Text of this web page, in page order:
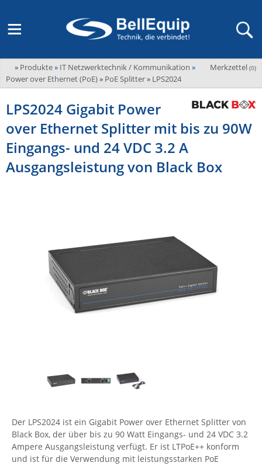
M2M Router, Antennen, VPN & SIM
SD-WAN & Bonding
Antennen
Kabel und Verkabelung
USV / UPS
Energiemessung
Industrielle Stromversorgung
Energieverteilung
IoT, Umgebungsmonitoring & Sensorik
IP, WLAN & GSM Sensorik
IoT - Internet of Things
IPC, Industrielle Netzwerktechnik & WLAN
IT Netzwerktechnik / Kommunikation
Adder
ADEL system
Advantech
Advantech-Conel
AKCP / AKCess Pro
Amit
Cambium Networks
Comet System
CompleTech
Contemporary Controls
Enginko - mcf88
Gefen
Gude
Guntermann & Drunck
Übersicht
Wissen
Neue Produkte
Veranstaltungen
LAGERABVERKAUF Stromverteilung und -messung
Unternehmen
Ansprechpersonen
Veranstaltungen
Jobs & Karriere
Merkzettel (0)
» Produkte» IT Netzwerktechnik / Kommunikation »
Power over Ethernet (PoE)» PoE Splitter» LPS2024
LPS2024 Gigabit Power
over Ethernet Splitter mit bis zu 90W
Eingangs- und 24 VDC 3.2 A
Ausgangsleistung von Black Box
Der LPS2024 ist ein Gigabit Power over Ethernet Splitter von
Black Box, der über bis zu 90 Watt Eingangs- und 24 VDC 3.2
Ampere Ausgangsleistung verfügt. Er ist LTPoE++ konform
und ist für die Verwendung mit leistungsstarken PoE